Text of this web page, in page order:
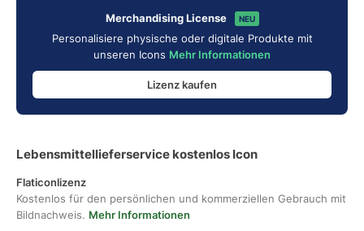
Merchandising License NEU
Personalisiere physische oder digitale Produkte mit
unseren Icons Mehr Informationen
Lizenz kaufen
Lebensmittellieferservice kostenlos Icon
Flaticonlizenz
Kostenlos für den persönlichen und kommerziellen Gebrauch mit
Bildnachweis. Mehr Informationen